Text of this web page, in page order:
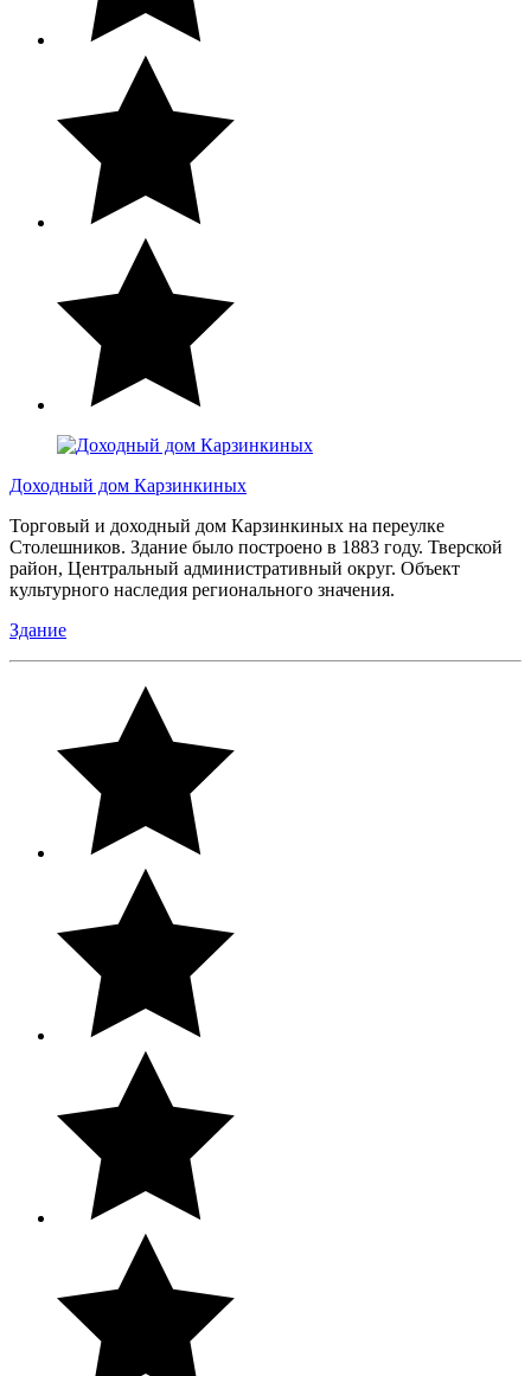
Доходный дом Карзинкиных
Торговый и доходный дом Карзинкиных на переулке
Столешников. Здание было построено в 1883 году. Тверской
район, Центральный административный округ. Объект
культурного наследия регионального значения.
Здание